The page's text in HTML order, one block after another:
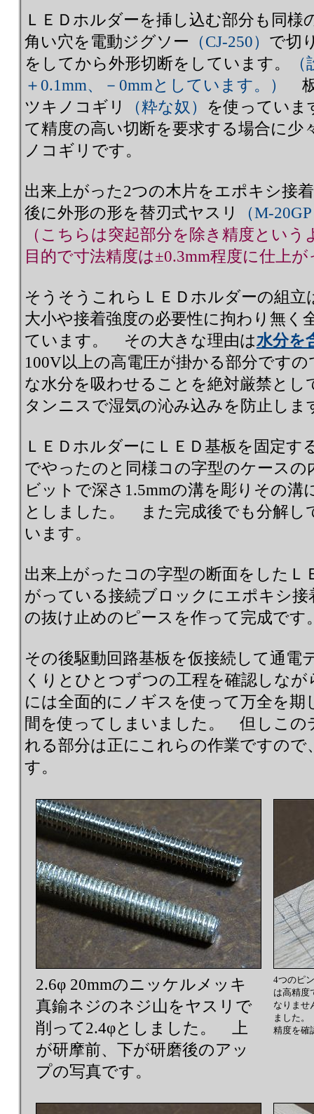
ＬＥＤホルダーを挿し込む部分も同様
角い穴を電動ジグソー （CJ-250） で切
をしてから外形切断をしています。
＋0.1mm、－0mmとしています。）
ツキノコギリ
（粋な奴） を使ってい
て精度の高い切断を要求する場合に少
ノコギリです。
出来上がった2つの木片をエポキシ接
後に外形の形を替刃式ヤスリ
（M-
（こちらは突起部分を除き精度とい
目的で寸法精度は±0.3mm程度に仕上
そうそうこれらＬＥＤホルダーの組立
大小や接着強度の必要性に拘わり無く
ています。 その大きな理由は水分を
100V以上の高電圧が掛かる部分です
な水分を吸わせることを絶対厳禁と
タンニスで湿気の沁み込みを防止しま
ＬＥＤホルダーにＬＥＤ基板を固定す
でやったのと同様コの字型のケースの
ビットで深さ1.5mmの溝を彫りその
としました。 また完成後でも分解し
います。
出来上がったコの字型の断面をしたＬ
がっている接続ブロックにエポキシ接
の抜け止めのピースを作って完成です
その後駆動回路基板を仮接続して通電
くりとひとつずつの工程を確認しな
には全面的にノギスを使って万全を
間を使ってしまいました。 但しこの
れる部分は正にこれらの作業ですの
す。
2.6φ 20mmのニッケルメッキ
真鍮ネジのネジ山をヤスリで
削って2.4φとしました。 上
が研摩前、下が研磨後のアッ
プの写真です。
4つのピ
は高精度
なりませ
ました
精度を確